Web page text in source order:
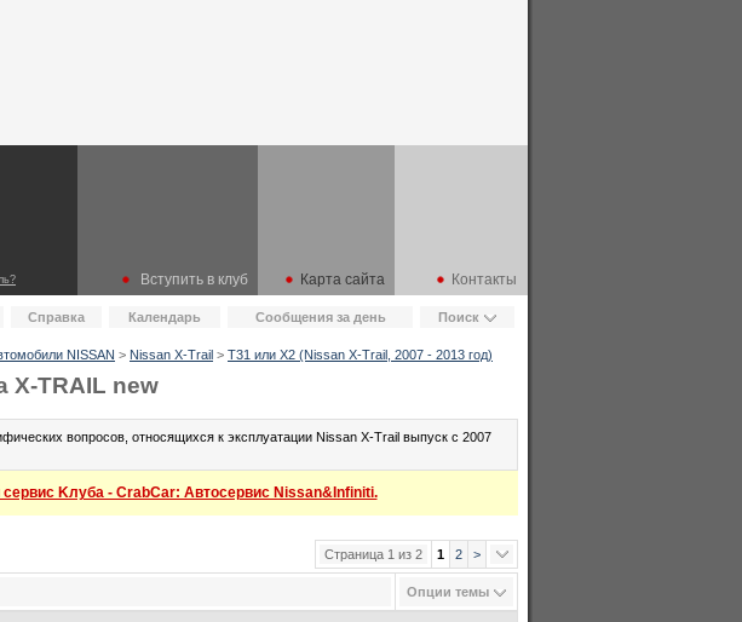
Вступить в клуб Карта сайта
Контакты
Справка Календарь Сообщения за день Поиск
NISSAN > Nissan X-Trail > Т31 или Х2 (Nissan X-Trail, 2007 - 2013 год)
X-TRAIL new
вопросов, относящихся к эксплуатации Nissan X-Trail выпуск с 2007
Kлуба - CrabCar: Автосервис Nissan&Infiniti.
Страница 1 из 2 1 2 >
Опции темы